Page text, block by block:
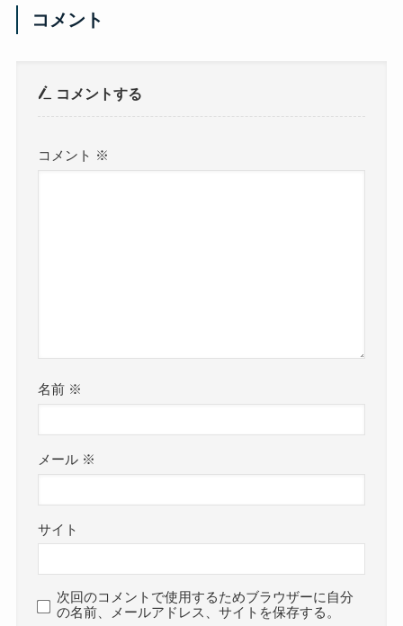
コメント
コメントする
コメント ※
名前 ※
メール ※
サイト
次回のコメントで使用するためブラウザーに自分
の名前、メールアドレス、サイトを保存する。